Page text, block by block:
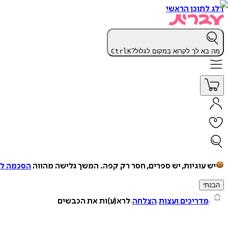
דלג לתוכן הראשי
מה בא לך לקרוא במקום לגלול? CtrlK
יש עוגיות, יש ספרים, חסר רק קפה. המשך גלישה מהווה הסכמה
הבנתי
מדריכים ועצות הצלחה לרא(ע)ות את הכבשים